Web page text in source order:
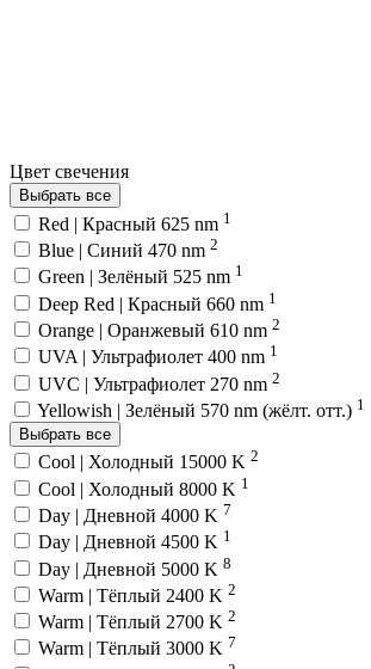
Цвет свечения
Выбрать все
Red | Красный 625 nm 1
Blue | Синий 470 nm 2
Green | Зелёный 525 nm 1
Deep Red | Красный 660 nm 1
Orange | Оранжевый 610 nm 2
UVA | Ультрафиолет 400 nm 1
UVC | Ультрафиолет 270 nm 2
Yellowish | Зелёный 570 nm (жёлт. отт.) 1
Выбрать все
Cool | Холодный 15000 K 2
Cool | Холодный 8000 K 1
Day | Дневной 4000 K 7
Day | Дневной 4500 K 1
Day | Дневной 5000 K 8
Warm | Тёплый 2400 K 2
Warm | Тёплый 2700 K 2
Warm | Тёплый 3000 K 7